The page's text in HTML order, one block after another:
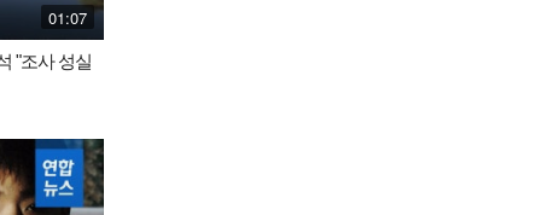
재
생
시
간
01:07
"조사 성실